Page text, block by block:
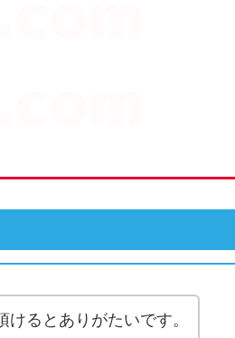
るとありがたいです。